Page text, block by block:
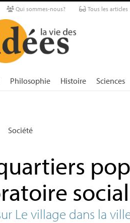
Qui sommes-nous? Tous les articles
Philosophie Histoire Sciences
Société
social
Le village dans la